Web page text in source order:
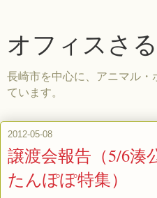
オフィスさ
長崎市を中心に、アニマル
ています。
2012-05-08
譲渡会報告（5/6湊
たんぽぽ特集）